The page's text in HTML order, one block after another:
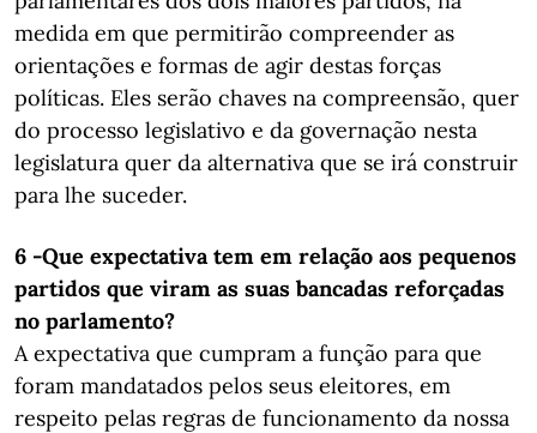
medida em que permitirão compreender as
orientações e formas de agir destas forças
políticas. Eles serão chaves na compreensão, quer
do processo legislativo e da governação nesta
legislatura quer da alternativa que se irá construir
para lhe suceder.
6 -Que expectativa tem em relação aos pequenos
partidos que viram as suas bancadas ​​​​​​​reforçadas
no parlamento?
A expectativa que cumpram a função para que
foram mandatados pelos seus eleitores, em
respeito pelas regras de funcionamento da nossa